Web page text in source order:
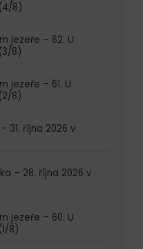
8)
jezeře – 62. U
8)
jezeře – 61. U
8)
31. října 2026 v
– 28. října 2026 v
jezeře – 60. U
8)